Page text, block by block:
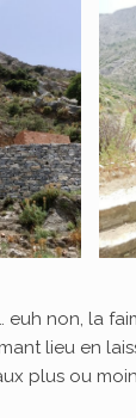
euh non, la
lieu en
plus ou